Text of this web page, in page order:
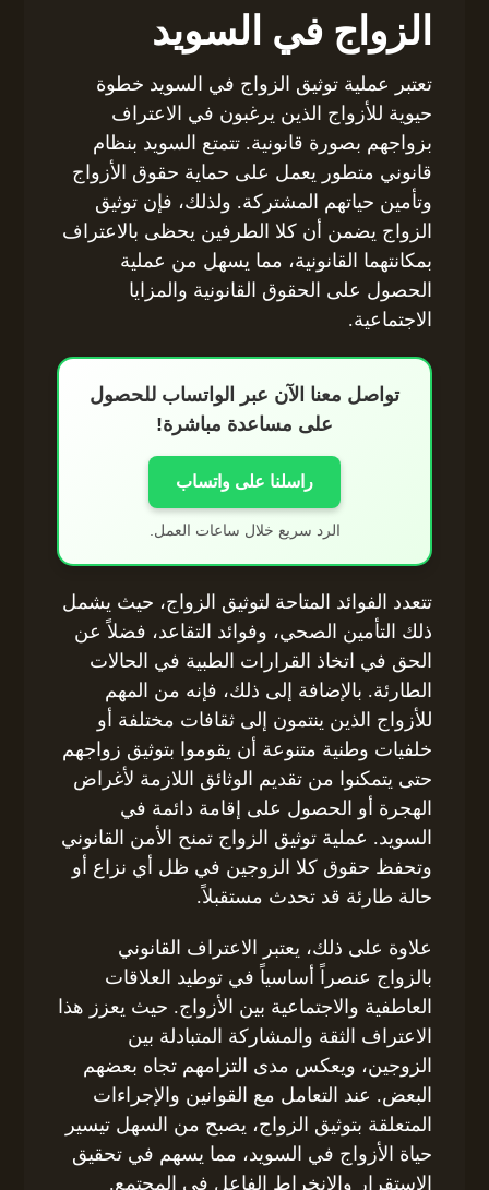
الزواج في السويد
تعتبر عملية توثيق الزواج في السويد خطوة
حيوية للأزواج الذين يرغبون في الاعتراف
بزواجهم بصورة قانونية. تتمتع السويد بنظام
قانوني متطور يعمل على حماية حقوق الأزواج
وتأمين حياتهم المشتركة. ولذلك، فإن توثيق
الزواج يضمن أن كلا الطرفين يحظى بالاعتراف
بمكانتهما القانونية، مما يسهل من عملية
الحصول على الحقوق القانونية والمزايا
الاجتماعية.
تواصل معنا الآن عبر الواتساب للحصول
على مساعدة مباشرة!
راسلنا على واتساب
الرد سريع خلال ساعات العمل.
تتعدد الفوائد المتاحة لتوثيق الزواج، حيث يشمل
ذلك التأمين الصحي، وفوائد التقاعد، فضلاً عن
الحق في اتخاذ القرارات الطبية في الحالات
الطارئة. بالإضافة إلى ذلك، فإنه من المهم
للأزواج الذين ينتمون إلى ثقافات مختلفة أو
خلفيات وطنية متنوعة أن يقوموا بتوثيق زواجهم
حتى يتمكنوا من تقديم الوثائق اللازمة لأغراض
الهجرة أو الحصول على إقامة دائمة في
السويد. عملية توثيق الزواج تمنح الأمن القانوني
وتحفظ حقوق كلا الزوجين في ظل أي نزاع أو
حالة طارئة قد تحدث مستقبلاً.
علاوة على ذلك، يعتبر الاعتراف القانوني
بالزواج عنصراً أساسياً في توطيد العلاقات
العاطفية والاجتماعية بين الأزواج. حيث يعزز هذا
الاعتراف الثقة والمشاركة المتبادلة بين
الزوجين، ويعكس مدى التزامهم تجاه بعضهم
البعض. عند التعامل مع القوانين والإجراءات
المتعلقة بتوثيق الزواج، يصبح من السهل تيسير
حياة الأزواج في السويد، مما يسهم في تحقيق
الاستقرار والانخراط الفاعل في المجتمع.